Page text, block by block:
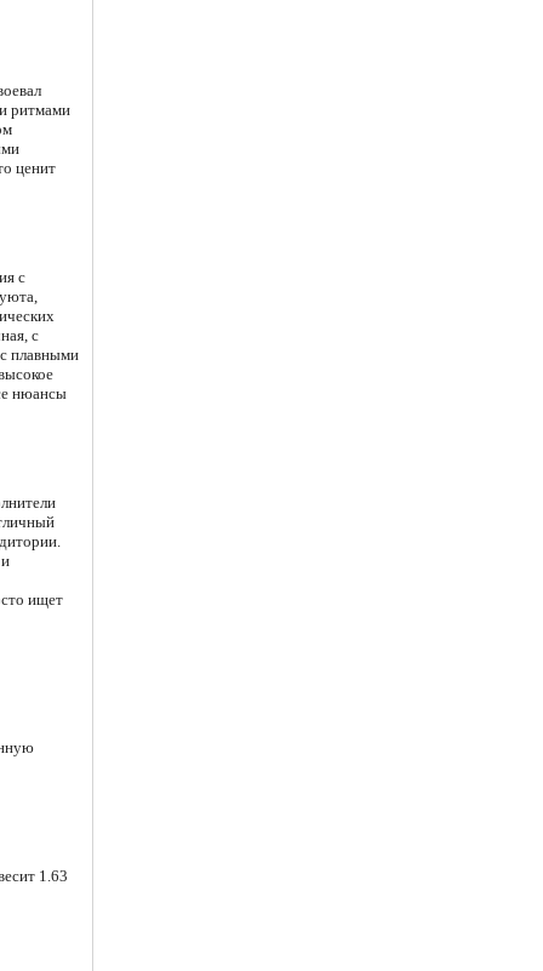
ритмами
ценит
с
с
плавными
нюансы
ищет
1.63